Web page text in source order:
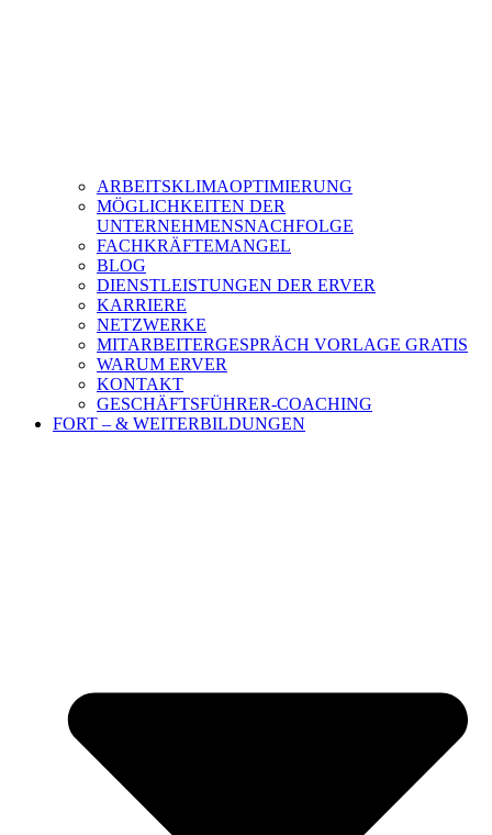
ARBEITSKLIMAOPTIMIERUNG
MÖGLICHKEITEN DER
UNTERNEHMENSNACHFOLGE
FACHKRÄFTEMANGEL
BLOG
DIENSTLEISTUNGEN DER ERVER
KARRIERE
NETZWERKE
MITARBEITERGESPRÄCH VORLAGE GRATIS
WARUM ERVER
KONTAKT
GESCHÄFTSFÜHRER-COACHING
FORT – & WEITERBILDUNGEN